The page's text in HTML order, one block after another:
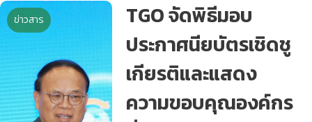
ข่าวสาร
TGO จัดพิธีมอบ
ประกาศนียบัตรเชิดชู
เกียรติและแสดง
ความขอบคุณองค์กร